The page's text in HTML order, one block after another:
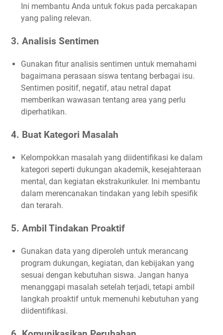
Ini membantu Anda untuk fokus pada percakapan
yang paling relevan.
3. Analisis Sentimen
Gunakan fitur analisis sentimen untuk memahami
bagaimana perasaan siswa tentang berbagai isu.
Sentimen positif, negatif, atau netral dapat
memberikan wawasan tentang area yang perlu
diperhatikan.
4. Buat Kategori Masalah
Kelompokkan masalah yang diidentifikasi ke dalam
kategori seperti dukungan akademik, kesejahteraan
mental, dan kegiatan ekstrakurikuler. Ini membantu
dalam merencanakan tindakan yang lebih spesifik
dan terarah.
5. Ambil Tindakan Proaktif
Gunakan data yang diperoleh untuk merancang
program dukungan, kegiatan, dan kebijakan yang
sesuai dengan kebutuhan siswa. Jangan hanya
menanggapi masalah setelah terjadi, tetapi ambil
langkah proaktif untuk memenuhi kebutuhan yang
diidentifikasi.